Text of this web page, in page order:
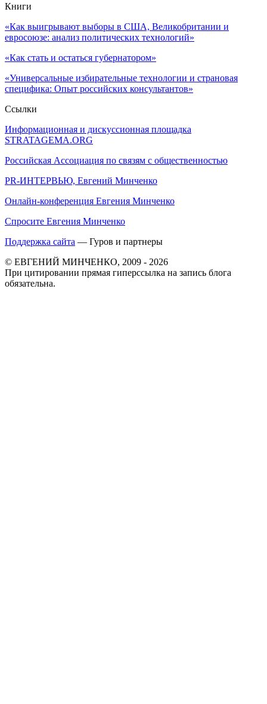
Книги
«Как выигрывают выборы в США, Великобритании и
евросоюзе: анализ политических технологий»
«Как стать и остаться губернатором»
«Универсальные избирательные технологии и страновая
специфика: Опыт российских консультантов»
Ссылки
Информационная и дискуссионная площадка
STRATAGEMA.ORG
Российская Ассоциация по связям с общественностью
PR-ИНТЕРВЬЮ, Евгений Минченко
Онлайн-конференция Евгения Минченко
Спросите Евгения Минченко
Поддержка сайта — Гуров и партнеры
© ЕВГЕНИЙ МИНЧЕНКО, 2009 - 2026
При цитировании прямая гиперссылка на запись блога
обязательна.